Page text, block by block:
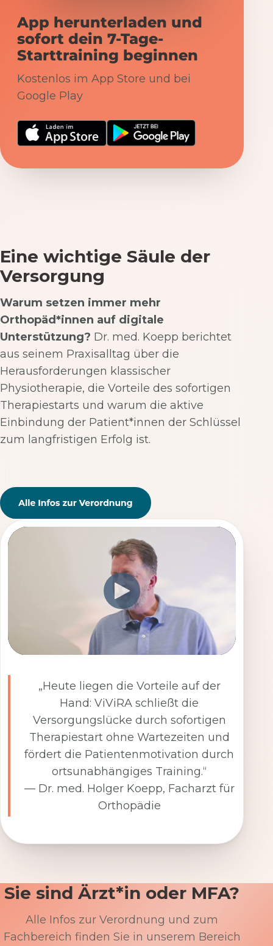
App herunterladen und
sofort dein 7-Tage-
Starttraining beginnen
Kostenlos im App Store und bei
Google Play
Eine wichtige Säule der
Versorgung
Warum setzen immer mehr
Orthopäd*innen auf digitale
Unterstützung? Dr. med. Koepp berichtet
aus seinem Praxisalltag über die
Herausforderungen klassischer
Physiotherapie, die Vorteile des sofortigen
Therapiestarts und warum die aktive
Einbindung der Patient*innen der Schlüssel
zum langfristigen Erfolg ist.
„Heute liegen die Vorteile auf der
Hand: ViViRA schließt die
Versorgungslücke durch sofortigen
Therapiestart ohne Wartezeiten und
fördert die Patientenmotivation durch
ortsunabhängiges Training.“
— Dr. med. Holger Koepp, Facharzt für
Orthopädie
Sie sind Ärzt*in oder MFA?
Alle Infos zur Verordnung und zum
Fachbereich finden Sie in unserem Bereich